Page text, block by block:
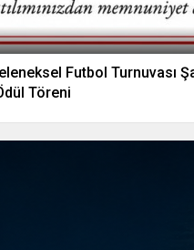
Futbol Turnuvası
Töreni